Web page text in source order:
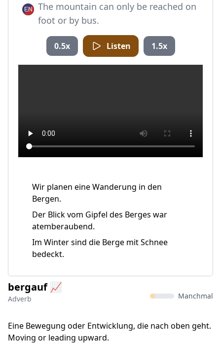
The mountain can only be reached on
foot or by bus.
0.5x Listen 1.5x
Wir planen eine Wanderung in den
Bergen.
Der Blick vom Gipfel des Berges war
atemberaubend.
Im Winter sind die Berge mit Schnee
bedeckt.
bergauf 📈
Adverb Manchmal
Eine Bewegung oder Entwicklung, die nach oben geht.
Moving or leading upward.